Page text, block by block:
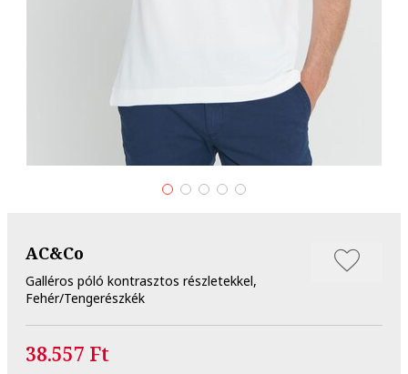
AC&Co
Galléros póló kontrasztos részletekkel,
Fehér/Tengerészkék
38.557 Ft